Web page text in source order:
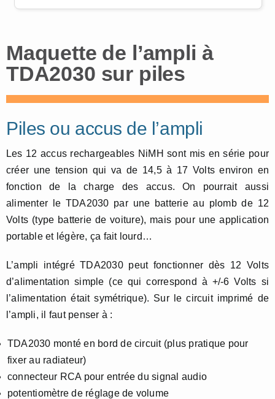
Maquette de l’ampli à
TDA2030 sur piles
Piles ou accus de l’ampli
Les 12 accus rechargeables NiMH sont mis en série pour
créer une tension qui va de 14,5 à 17 Volts environ en
fonction de la charge des accus. On pourrait aussi
alimenter le TDA2030 par une batterie au plomb de 12
Volts (type batterie de voiture), mais pour une application
portable et légère, ça fait lourd…
L’ampli intégré TDA2030 peut fonctionner dès 12 Volts
d’alimentation simple (ce qui correspond à +/-6 Volts si
l’alimentation était symétrique). Sur le circuit imprimé de
l’ampli, il faut penser à :
TDA2030 monté en bord de circuit (plus pratique pour
fixer au radiateur)
connecteur RCA pour entrée du signal audio
potentiomètre de réglage de volume